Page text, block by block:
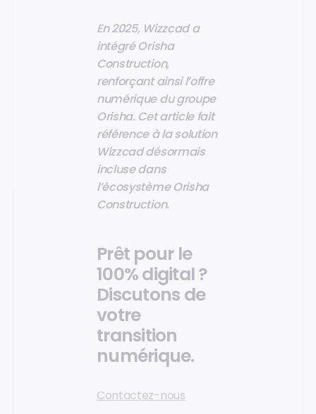
En 2025, Wizzcad a
intégré Orisha
Construction,
renforçant ainsi l’offre
numérique du groupe
Orisha. Cet article fait
référence à la solution
Wizzcad désormais
incluse dans
l’écosystème Orisha
Construction.
Prêt pour le
100% digital ?
Discutons de
votre
transition
numérique.
Contactez-nous